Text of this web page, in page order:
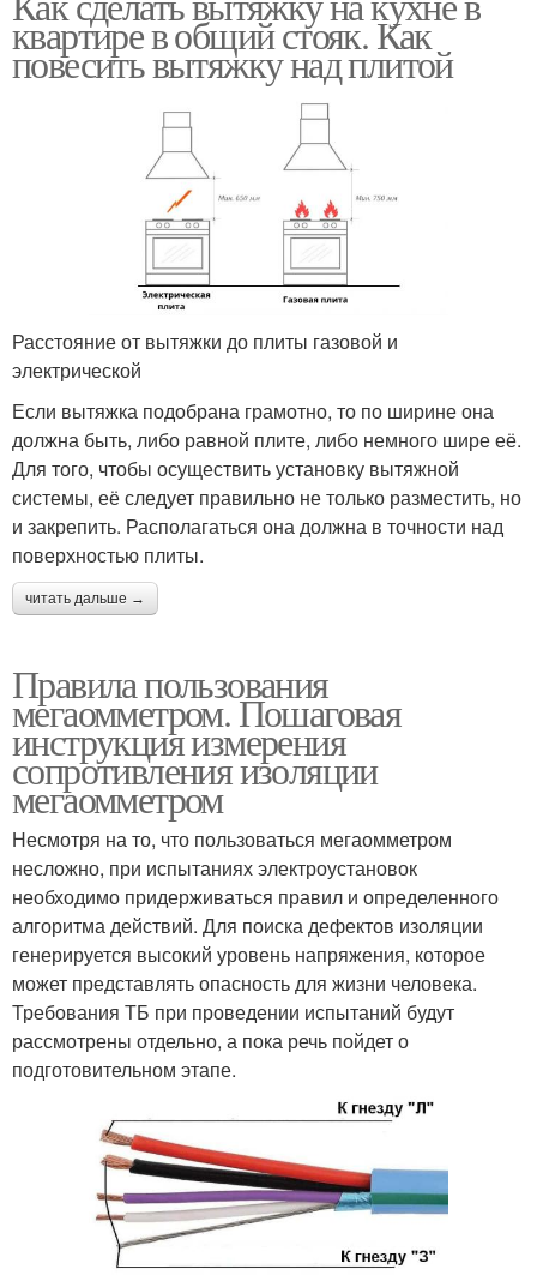
квартире в общий стояк. Как
повесить вытяжку над плитой
Расстояние от вытяжки до плиты газовой и
электрической
Если вытяжка подобрана грамотно, то по ширине она
должна быть, либо равной плите, либо немного шире её.
Для того, чтобы осуществить установку вытяжной
системы, её следует правильно не только разместить, но
и закрепить. Располагаться она должна в точности над
поверхностью плиты.
читать дальше →
Правила пользования
мегаомметром. Пошаговая
инструкция измерения
сопротивления изоляции
мегаомметром
Несмотря на то, что пользоваться мегаомметром
несложно, при испытаниях электроустановок
необходимо придерживаться правил и определенного
алгоритма действий. Для поиска дефектов изоляции
генерируется высокий уровень напряжения, которое
может представлять опасность для жизни человека.
Требования ТБ при проведении испытаний будут
рассмотрены отдельно, а пока речь пойдет о
подготовительном этапе.